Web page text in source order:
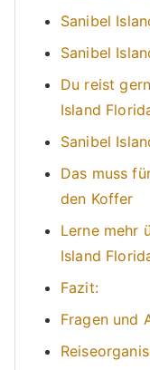
Sanibel
Sanibel
Du reist
Island
Sanibel
Das muss
den Koffer
Lerne mehr
Island
Fazit:
Fragen und